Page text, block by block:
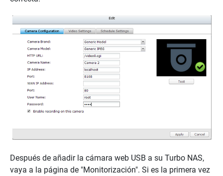
Después de añadir la cámara web USB a su Turbo NAS,
vaya a la página de "Monitorización". Si es la primera vez